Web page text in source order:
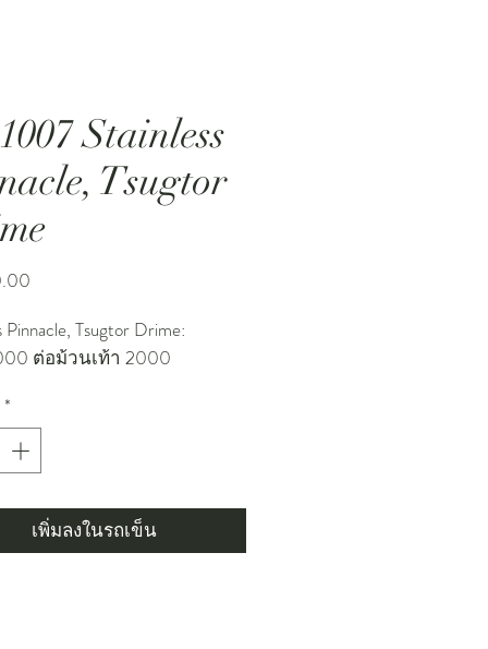
Stainless
Tsugtor
Pinnacle, Tsugtor Drime:
ต่อม้วนเท้า 2000
*
เพิ่มลงในรถเข็น